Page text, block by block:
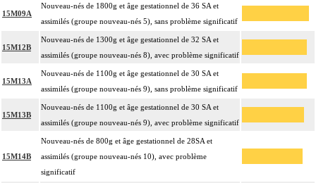
15M09A
Nouveau-nés de 1800g et âge gestationnel de 36 SA et
assimilés (groupe nouveau-nés 5), sans problème significatif
15M12B
Nouveau-nés de 1300g et âge gestationnel de 32 SA et
assimilés (groupe nouveau-nés 8), avec problème significatif
15M13A
Nouveau-nés de 1100g et âge gestationnel de 30 SA et
assimilés (groupe nouveau-nés 9), sans problème significatif
15M13B
Nouveau-nés de 1100g et âge gestationnel de 30 SA et
assimilés (groupe nouveau-nés 9), avec problème significatif
15M14B
Nouveau-nés de 800g et âge gestationnel de 28SA et
assimilés (groupe nouveau-nés 10), avec problème
significatif